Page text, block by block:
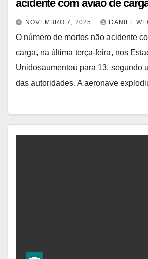
acidente com avião de
NOVEMBRO 7, 2025 DANIEL
O número de mortos não acidente
carga, na última terça-feira, nos
Unidosaumentou para 13, segundo
das autoridades. A aeronave